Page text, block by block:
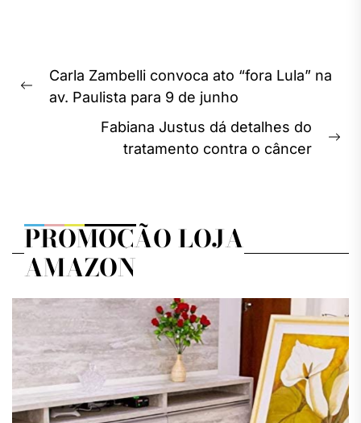
Navegação
dePrevious
Carla Zambelli convoca ato “fora Lula” na
av. Paulista para 9 de junho
Fabiana Justus dá detalhes do
tratamento contra o câncer
PROMOÇÃO LOJA
AMAZON